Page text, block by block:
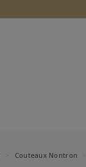
Couteaux Nontron